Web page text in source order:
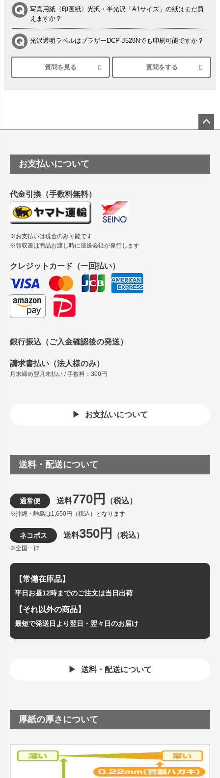
写真用紙〈印画紙〉光沢・半光沢「A1サイズ」の紙はまだ買
えますか？
光沢透明ラベルはブラザーDCP-J528Nでも印刷可能ですか？
シルバーペーパーにEPSON EP-30VAで印刷するときの設定
は？
塩ビのロール紙で離型紙が透明の商品はありますか
つや消し半透明ラベルのロールタイプはありますか？
縦420mm×横650mmの包装紙に適した紙はありますか？
質問を見る 質問をする
ップ
お支払いについて
代金引換（手数料無料）
※お支払いは現金のみ可能です
※領収書は商品お渡し時に運送会社が発行します
クレジットカード（一回払い）
銀行振込（ご入金確認後の発送）
請求書払い（法人様のみ）
月末締め翌月末払い / 手数料：300円
お支払いについて
送料・配送について
通常便 送料770円 （税込）
※沖縄・離島は1,650円（税込）となります
ネコポス 送料350円 （税込）
※全国一律
【常備在庫品】
平日お昼12時までのご注文は当日出荷
【それ以外の商品】
最短で発送日より翌日・翌々日のお届け
送料・配送について
厚紙の厚さについて